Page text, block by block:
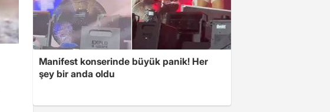
Manifest konserinde büyük panik! Her
şey bir anda oldu